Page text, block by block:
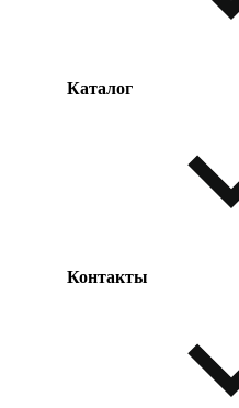
Таблица размеров
Каталог
Контакты